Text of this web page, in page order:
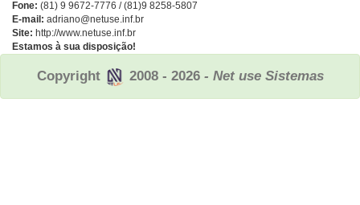
Fone: (81) 9 9672-7776 / (81)9 8258-5807
E-mail: adriano@netuse.inf.br
Site: http://www.netuse.inf.br
Estamos à sua disposição!
Copyright 2008 - 2026 - Net use Sistemas